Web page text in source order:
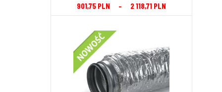
901,75 PLN – 2 118,71 PLN